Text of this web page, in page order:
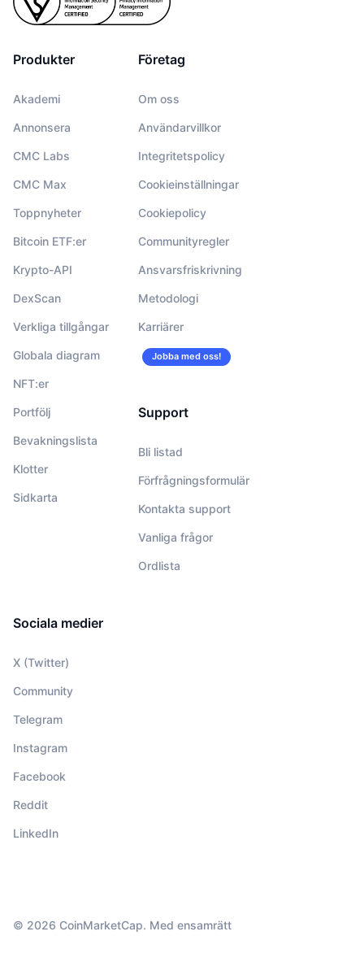
Produkter
Akademi
Annonsera
CMC Labs
CMC Max
Toppnyheter
Bitcoin ETF:er
Krypto-API
DexScan
Verkliga tillgångar
Globala diagram
NFT:er
Portfölj
Bevakningslista
Klotter
Sidkarta
Företag
Om oss
Användarvillkor
Integritetspolicy
Cookieinställningar
Cookiepolicy
Communityregler
Ansvarsfriskrivning
Metodologi
Karriärer
Jobba med oss!
Support
Bli listad
Förfrågningsformulär
Kontakta support
Vanliga frågor
Ordlista
Sociala medier
X (Twitter)
Community
Telegram
Instagram
Facebook
Reddit
LinkedIn
© 2026 CoinMarketCap. Med ensamrätt